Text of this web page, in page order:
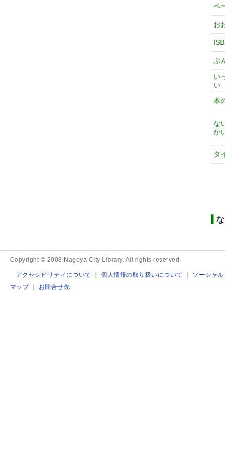
ペ
お
ぶ
い
い
本
な
か
タ
Copyright © 2008 Nagoya City Library. All rights reserved.
アクセシビリティについて ｜個人情報の取り扱いについて ｜ ソーシャ
マップ｜ お問合せ先